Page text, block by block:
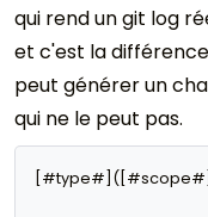
qui rend un git log
et c'est la
peut générer un
qui ne le peut pas.